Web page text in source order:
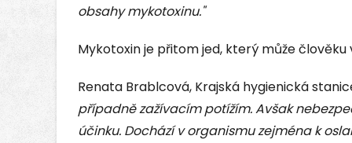
obsahy mykotoxinu."
Mykotoxin je přitom jed, který může člověku
Renata Brablcová, Krajská hygienická
případně zažívacím potížím. Avšak
účinku. Dochází v organismu zejména k